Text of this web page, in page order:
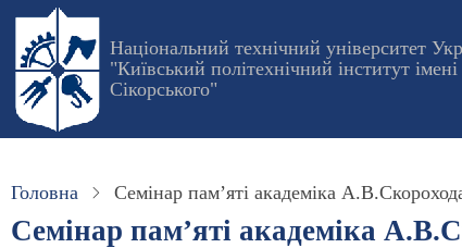
Перейти
основного
вмісту
Національний технічний університет
"Київський політехнічний інститут імені
Сікорського"
Головна Семінар пам’яті академіка
Семінар пам’яті академіка